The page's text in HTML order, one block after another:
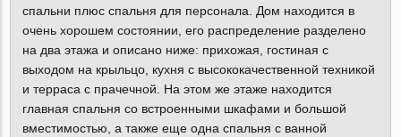
спальни плюс спальня для персонала. Дом находится в
очень хорошем состоянии, его распределение разделено
на два этажа и описано ниже: прихожая, гостиная с
выходом на крыльцо, кухня с высококачественной техникой
и терраса с прачечной. На этом же этаже находится
главная спальня со встроенными шкафами и большой
вместимостью, а также еще одна спальня с ванной